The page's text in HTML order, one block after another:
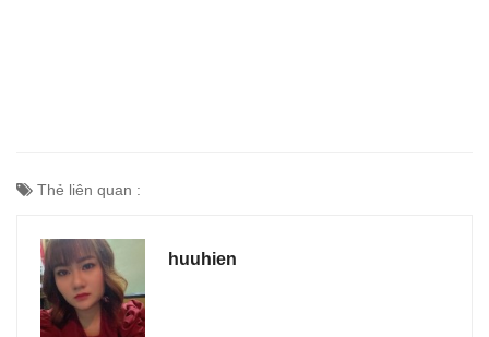
Thẻ liên quan :
huuhien